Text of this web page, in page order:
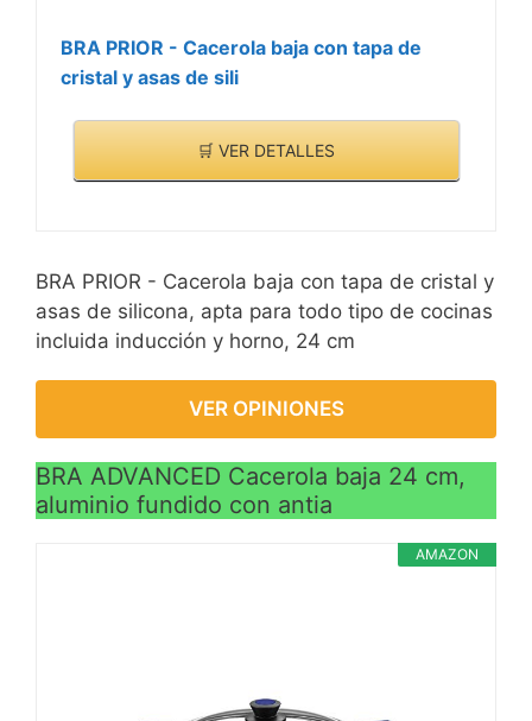
BRA PRIOR - Cacerola baja con tapa de
cristal y asas de sili
🛒 VER DETALLES
BRA PRIOR - Cacerola baja con tapa de cristal y
asas de silicona, apta para todo tipo de cocinas
incluida inducción y horno, 24 cm
VER OPINIONES
BRA ADVANCED Cacerola baja 24 cm,
aluminio fundido con antia
AMAZON